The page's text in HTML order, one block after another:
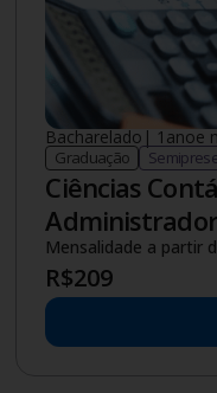
Bacharelado | 1.5anoe
Graduação
Ciências
Mensalidade a partir
R$209